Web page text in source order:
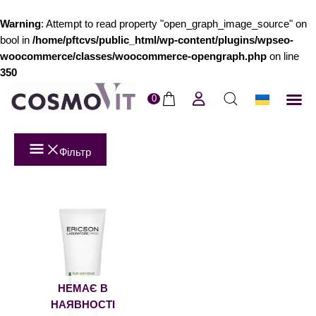
Warning: Attempt to read property "open_graph_image_source" on
bool in /home/pftcvs/public_html/wp-content/plugins/wpseo-
woocommerce/classes/woocommerce-opengraph.php on line
350
0
Фільтр
НЕМАЄ В
НАЯВНОСТІ